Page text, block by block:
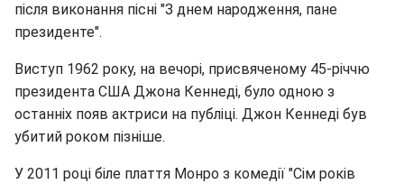
після виконання пісні "З днем народження, пане
президенте".
Виступ 1962 року, на вечорі, присвяченому 45-річчю
президента США Джона Кеннеді, було одною з
останніх появ актриси на публіці. Джон Кеннеді був
убитий роком пізніше.
У 2011 році біле плаття Монро з комедії "Сім років